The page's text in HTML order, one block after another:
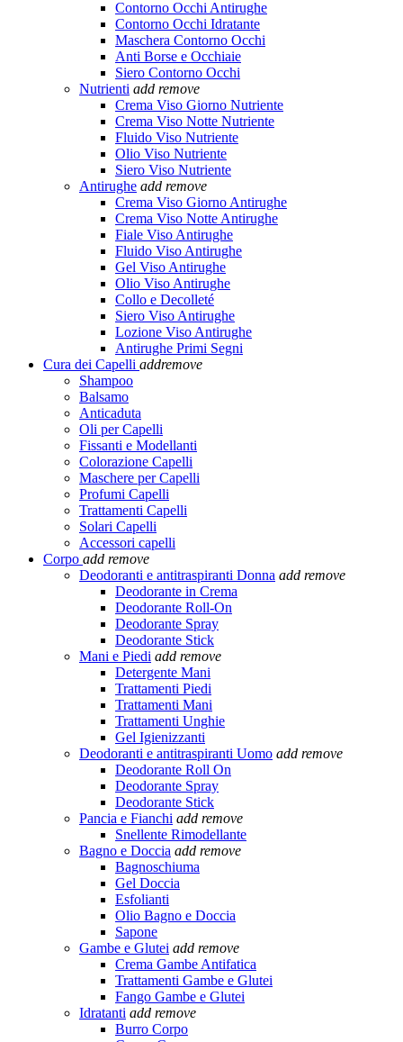
Contorno Occhi Antirughe
Contorno Occhi Idratante
Maschera Contorno Occhi
Anti Borse e Occhiaie
Siero Contorno Occhi
Nutrienti add remove
Crema Viso Giorno Nutriente
Crema Viso Notte Nutriente
Fluido Viso Nutriente
Olio Viso Nutriente
Siero Viso Nutriente
Antirughe add remove
Crema Viso Giorno Antirughe
Crema Viso Notte Antirughe
Fiale Viso Antirughe
Fluido Viso Antirughe
Gel Viso Antirughe
Olio Viso Antirughe
Collo e Decolleté
Siero Viso Antirughe
Lozione Viso Antirughe
Antirughe Primi Segni
Cura dei Capelli addremove
Shampoo
Balsamo
Anticaduta
Oli per Capelli
Fissanti e Modellanti
Colorazione Capelli
Maschere per Capelli
Profumi Capelli
Trattamenti Capelli
Solari Capelli
Accessori capelli
Corpo add remove
Deodoranti e antitraspiranti Donna add remove
Deodorante in Crema
Deodorante Roll-On
Deodorante Spray
Deodorante Stick
Mani e Piedi add remove
Detergente Mani
Trattamenti Piedi
Trattamenti Mani
Trattamenti Unghie
Gel Igienizzanti
Deodoranti e antitraspiranti Uomo add remove
Deodorante Roll On
Deodorante Spray
Deodorante Stick
Pancia e Fianchi add remove
Snellente Rimodellante
Bagno e Doccia add remove
Bagnoschiuma
Gel Doccia
Esfolianti
Olio Bagno e Doccia
Sapone
Gambe e Glutei add remove
Crema Gambe Antifatica
Trattamenti Gambe e Glutei
Fango Gambe e Glutei
Idratanti add remove
Burro Corpo